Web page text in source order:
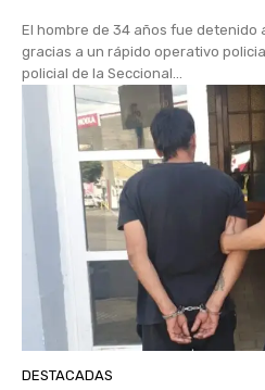
El hombre de 34 años fue detenido
gracias a un rápido operativo policial. Este viernes,
policial de la Seccional...
DESTACADAS